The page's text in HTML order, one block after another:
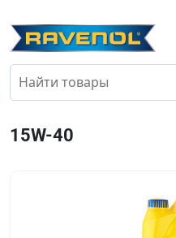
15W-40